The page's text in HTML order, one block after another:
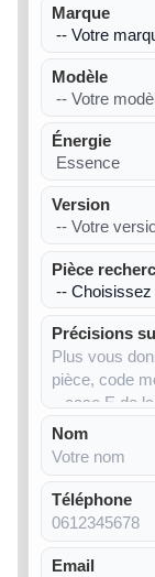
Marque
Modèle
Énergie
Version
Pièce
Précisions
Nom
Téléphone
Email